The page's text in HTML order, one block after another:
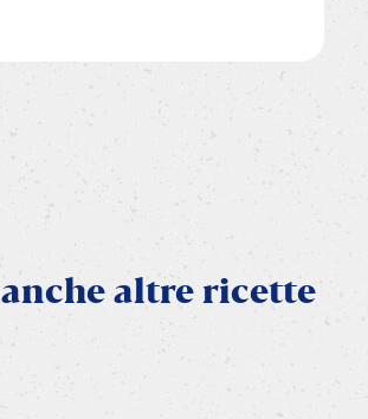
anche altre ricette